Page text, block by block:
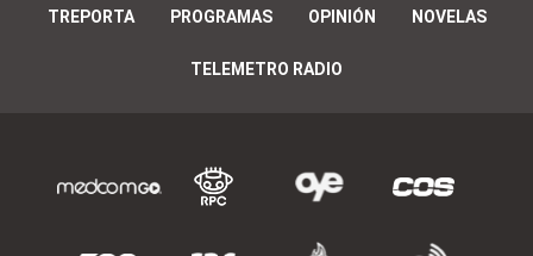
TREPORTA PROGRAMAS OPINIÓN NOVELAS
TELEMETRO RADIO